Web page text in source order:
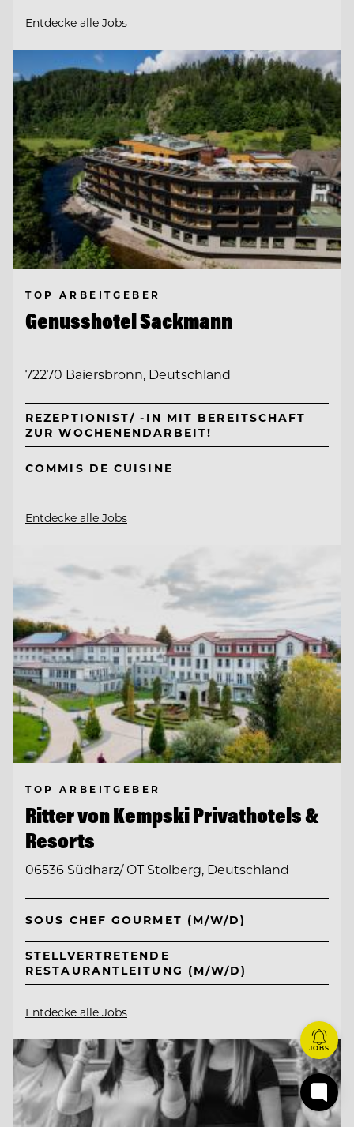
Entdecke alle Jobs
TOP ARBEITGEBER
Genusshotel Sackmann
72270 Baiersbronn, Deutschland
REZEPTIONIST/ -IN MIT BEREITSCHAFT
ZUR WOCHENENDARBEIT!
COMMIS DE CUISINE
Entdecke alle Jobs
TOP ARBEITGEBER
Ritter von Kempski Privathotels &
Resorts
06536 Südharz/ OT Stolberg, Deutschland
SOUS CHEF GOURMET (M/W/D)
STELLVERTRETENDE
RESTAURANTLEITUNG (M/W/D)
Entdecke alle Jobs
JOBS